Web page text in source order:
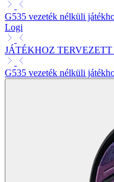
G535 vezeték nélküli
Logi
JÁTÉKHOZ
G535 vezeték nélküli